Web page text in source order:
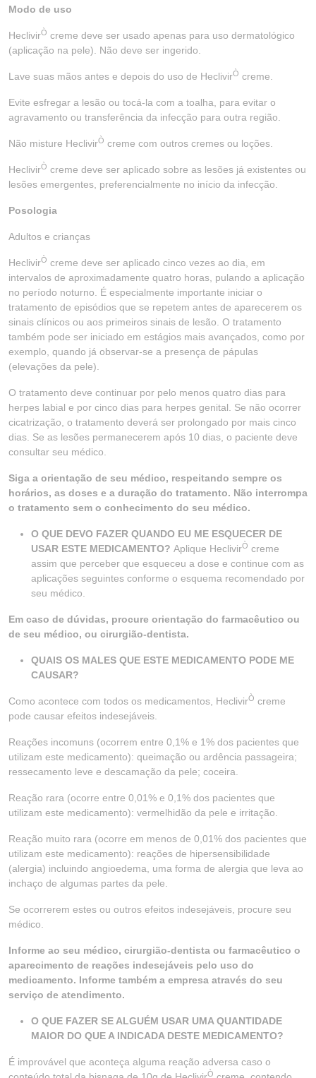
Modo de uso
HeclivirÒ creme deve ser usado apenas para uso dermatológico
(aplicação na pele). Não deve ser ingerido.
Lave suas mãos antes e depois do uso de HeclivirÒ creme.
Evite esfregar a lesão ou tocá-la com a toalha, para evitar o
agravamento ou transferência da infecção para outra região.
Não misture HeclivirÒ creme com outros cremes ou loções.
HeclivirÒ creme deve ser aplicado sobre as lesões já existentes ou
lesões emergentes, preferencialmente no início da infecção.
Posologia
Adultos e crianças
HeclivirÒ creme deve ser aplicado cinco vezes ao dia, em
intervalos de aproximadamente quatro horas, pulando a aplicação
no período noturno. É especialmente importante iniciar o
tratamento de episódios que se repetem antes de aparecerem os
sinais clínicos ou aos primeiros sinais de lesão. O tratamento
também pode ser iniciado em estágios mais avançados, como por
exemplo, quando já observar-se a presença de pápulas
(elevações da pele).
O tratamento deve continuar por pelo menos quatro dias para
herpes labial e por cinco dias para herpes genital. Se não ocorrer
cicatrização, o tratamento deverá ser prolongado por mais cinco
dias. Se as lesões permanecerem após 10 dias, o paciente deve
consultar seu médico.
Siga a orientação de seu médico, respeitando sempre os
horários, as doses e a duração do tratamento. Não interrompa
o tratamento sem o conhecimento do seu médico.
O QUE DEVO FAZER QUANDO EU ME ESQUECER DE
USAR ESTE MEDICAMENTO? Aplique HeclivirÒ creme
assim que perceber que esqueceu a dose e continue com as
aplicações seguintes conforme o esquema recomendado por
seu médico.
Em caso de dúvidas, procure orientação do farmacêutico ou
de seu médico, ou cirurgião-dentista.
QUAIS OS MALES QUE ESTE MEDICAMENTO PODE ME
CAUSAR?
Como acontece com todos os medicamentos, HeclivirÒ creme
pode causar efeitos indesejáveis.
Reações incomuns (ocorrem entre 0,1% e 1% dos pacientes que
utilizam este medicamento): queimação ou ardência passageira;
ressecamento leve e descamação da pele; coceira.
Reação rara (ocorre entre 0,01% e 0,1% dos pacientes que
utilizam este medicamento): vermelhidão da pele e irritação.
Reação muito rara (ocorre em menos de 0,01% dos pacientes que
utilizam este medicamento): reações de hipersensibilidade
(alergia) incluindo angioedema, uma forma de alergia que leva ao
inchaço de algumas partes da pele.
Se ocorrerem estes ou outros efeitos indesejáveis, procure seu
médico.
Informe ao seu médico, cirurgião-dentista ou farmacêutico o
aparecimento de reações indesejáveis pelo uso do
medicamento. Informe também a empresa através do seu
serviço de atendimento.
O QUE FAZER SE ALGUÉM USAR UMA QUANTIDADE
MAIOR DO QUE A INDICADA DESTE MEDICAMENTO?
É improvável que aconteça alguma reação adversa caso o
Ò